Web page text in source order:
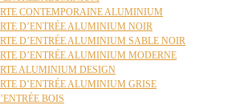
CONTEMPORAINE ALUMINIUM
D’ENTRÉE ALUMINIUM NOIR
D’ENTRÉE ALUMINIUM SABLE NOIR
D’ENTRÉE ALUMINIUM MODERNE
ALUMINIUM DESIGN
D’ENTRÉE ALUMINIUM GRISE
BOIS